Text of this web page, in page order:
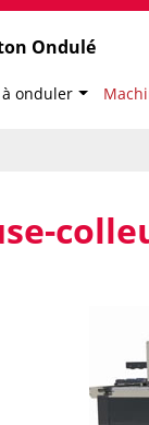
Ondulé
onduler